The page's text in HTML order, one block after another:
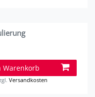
Warenkorb
Versandkosten